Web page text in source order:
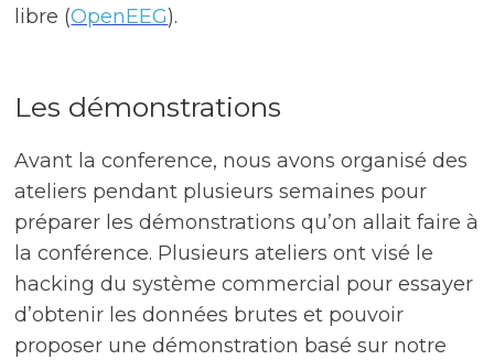
libre (OpenEEG).
Les démonstrations
Avant la conference, nous avons organisé des
ateliers pendant plusieurs semaines pour
préparer les démonstrations qu’on allait faire à
la conférence. Plusieurs ateliers ont visé le
hacking du système commercial pour essayer
d’obtenir les données brutes et pouvoir
proposer une démonstration basé sur notre